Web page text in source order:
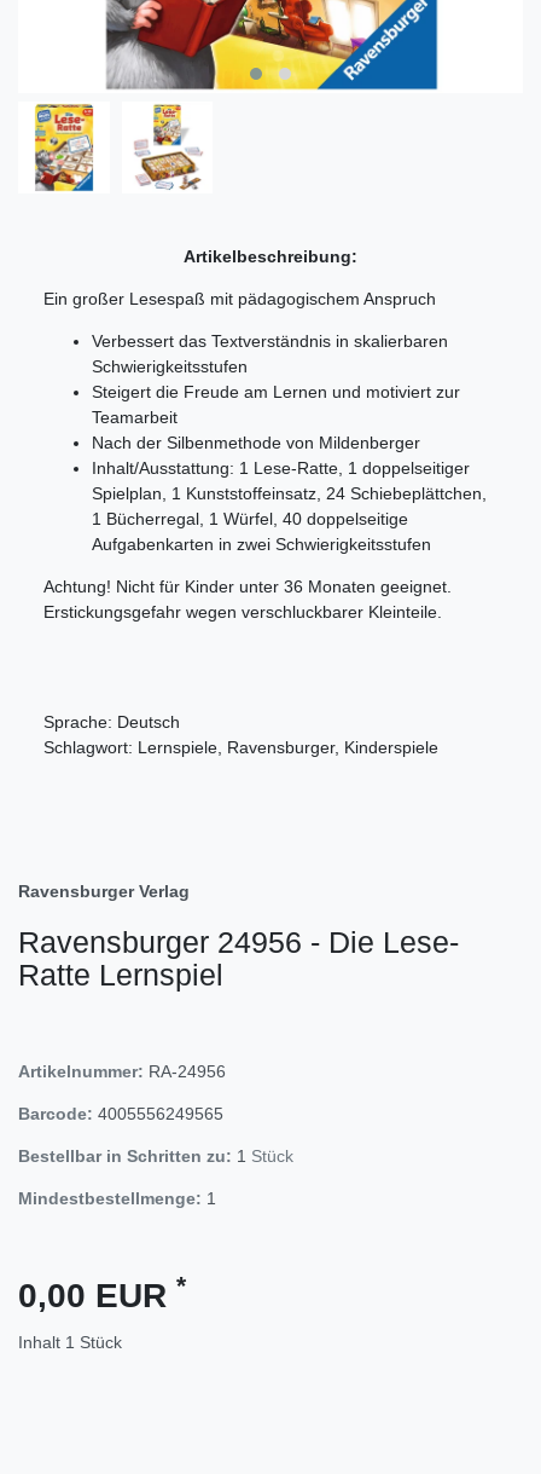
Artikelbeschreibung:
Ein großer Lesespaß mit pädagogischem Anspruch
Verbessert das Textverständnis in skalierbaren
Schwierigkeitsstufen
Steigert die Freude am Lernen und motiviert zur
Teamarbeit
Nach der Silbenmethode von Mildenberger
Inhalt/Ausstattung: 1 Lese-Ratte, 1 doppelseitiger
Spielplan, 1 Kunststoffeinsatz, 24 Schiebeplättchen,
1 Bücherregal, 1 Würfel, 40 doppelseitige
Aufgabenkarten in zwei Schwierigkeitsstufen
Achtung! Nicht für Kinder unter 36 Monaten geeignet.
Erstickungsgefahr wegen verschluckbarer Kleinteile.
Sprache: Deutsch
Schlagwort: Lernspiele, Ravensburger, Kinderspiele
Ravensburger Verlag
Ravensburger 24956 - Die Lese-
Ratte Lernspiel
Artikelnummer: RA-24956
Barcode: 4005556249565
Bestellbar in Schritten zu: 1 Stück
Mindestbestellmenge: 1
0,00 EUR *
Inhalt 1 Stück